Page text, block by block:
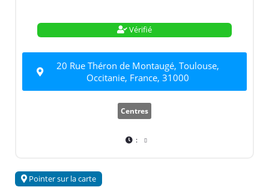
Vérifié
20 Rue Théron de Montaugé, Toulouse,
Occitanie, France, 31000
Centres
:
Pointer sur la carte